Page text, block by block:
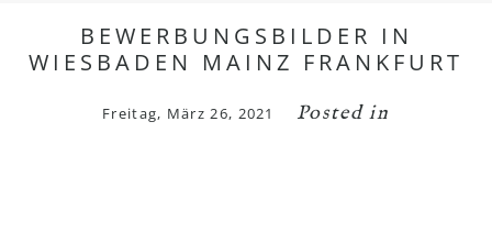
BEWERBUNGSBILDER IN
WIESBADEN MAINZ FRANKFURT
Freitag, März 26, 2021 Posted in